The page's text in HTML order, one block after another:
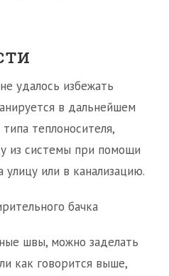
удалось избежать
в дальнейшем
теплоносителя,
из системы при помощи
улицу или в канализацию.
бачка
швы, можно заделать
как говорится выше,